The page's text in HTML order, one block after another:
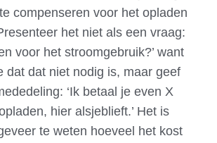
compenseren voor het opladen
het niet als een vraag:
voor het stroomgebruik?’ want
dat dat niet nodig is, maar geef
‘Ik betaal je even X
hier alsjeblieft.’ Het is
te weten hoeveel het kost